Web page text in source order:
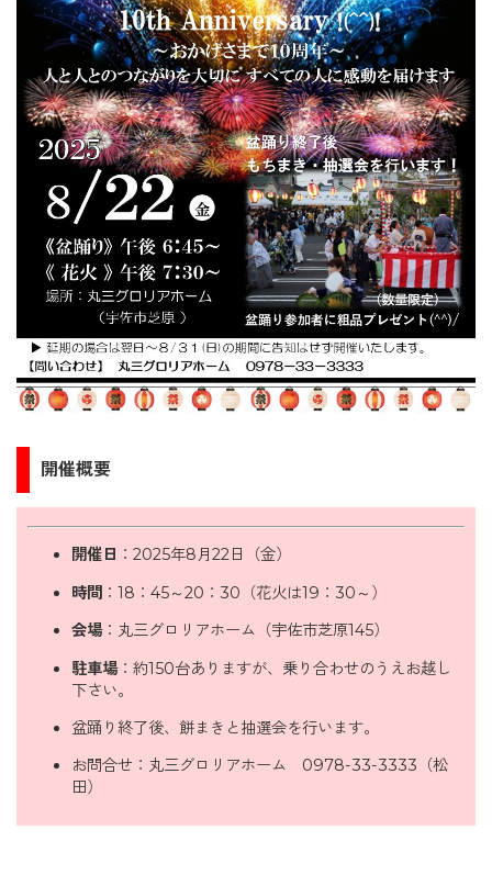
開催概要
開催日 ：2025年8月22日（金）
時間 ：18：45～20：30（花火は19：30～）
会場：丸三グロリアホーム（宇佐市芝原145）
駐車場：約150台ありますが、乗り合わせのうえお越し
下さい。
盆踊り終了後、餅まきと抽選会を行います。
お問合せ：丸三グロリアホーム 0978-33-3333（松
田）